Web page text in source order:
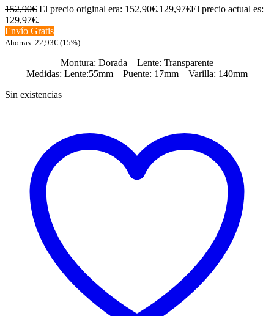
152,90€ El precio original era: 152,90€.129,97€El precio actual es:
129,97€.
Envío Gratis
Ahorras: 22,93€ (15%)
Montura: Dorada – Lente: Transparente
Medidas: Lente:55mm – Puente: 17mm – Varilla: 140mm
Sin existencias